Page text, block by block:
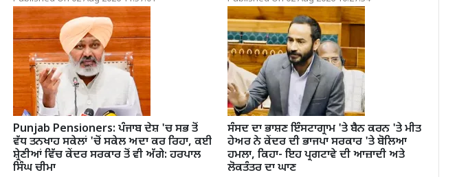
Punjab Pensioners: ਪੰਜਾਬ ਦੇਸ਼ 'ਚ ਸਭ ਤੋਂ
ਵੱਧ ਤਨਖਾਹ ਸਕੇਲਾਂ 'ਚੋਂ ਸਕੇਲ ਅਦਾ ਕਰ ਰਿਹਾ, ਕਈ
ਸ਼੍ਰੇਣੀਆਂ ਵਿੱਚ ਕੇਂਦਰ ਸਰਕਾਰ ਤੋਂ ਵੀ ਅੱਗੇ: ਹਰਪਾਲ
ਸਿੰਘ ਚੀਮਾ
ਸੰਸਦ ਦਾ ਭਾਸ਼ਣ ਇੰਸਟਾਗ੍ਰਾਮ 'ਤੇ ਬੈਨ ਕਰਨ 'ਤੇ ਮੀਤ
ਹੇਅਰ ਨੇ ਕੇਂਦਰ ਦੀ ਭਾਜਪਾ ਸਰਕਾਰ 'ਤੇ ਬੋਲਿਆ
ਹਮਲਾ, ਕਿਹਾ- ਇਹ ਪ੍ਰਗਟਾਵੇ ਦੀ ਆਜ਼ਾਦੀ ਅਤੇ
ਲੋਕਤੰਤਰ ਦਾ ਘਾਣ